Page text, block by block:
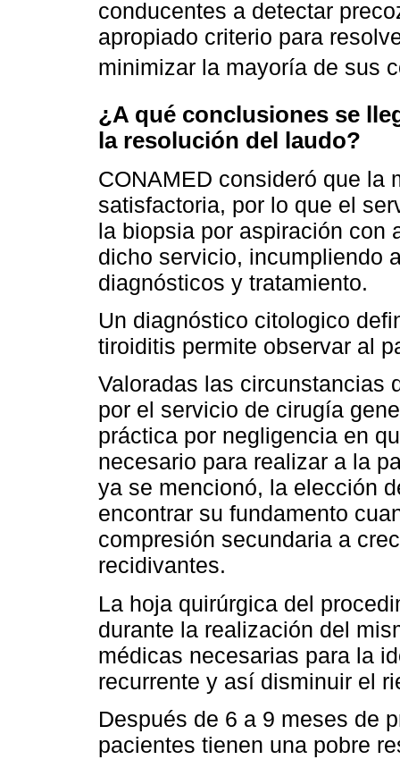
conducentes a detectar
apropiado criterio para
minimizar la mayoría de sus
¿A qué conclusiones se
la resolución del laudo?
CONAMED consideró que la
satisfactoria, por lo que el
la biopsia por aspiración con
dicho servicio, incumpliendo
diagnósticos y tratamiento.
Un diagnóstico citologico
tiroiditis permite observar al
Valoradas las circunstancias
por el servicio de cirugía
práctica por negligencia en
necesario para realizar a la
ya se mencionó, la elección
encontrar su fundamento
compresión secundaria a
recidivantes.
La hoja quirúrgica del
durante la realización del
médicas necesarias para la
recurrente y así disminuir el
Después de 6 a 9 meses de
pacientes tienen una pobre